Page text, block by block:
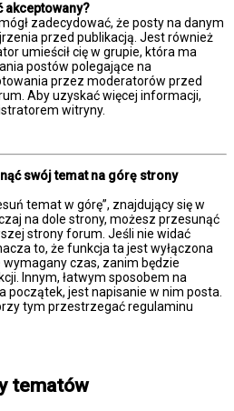
akceptowany?
zadecydować, że posty na danym
przed publikacją. Jest również
umieścił cię w grupie, która ma
postów polegające na
przez moderatorów przed
Aby uzyskać więcej informacji,
witryny.
swój temat na górę strony
temat w górę”, znajdujący się w
na dole strony, możesz przesunąć
strony forum. Jeśli nie widać
to, że funkcja ta jest wyłączona
wymagany czas, zanim będzie
Innym, łatwym sposobem na
początek, jest napisanie w nim posta.
tym przestrzegać regulaminu
tematów